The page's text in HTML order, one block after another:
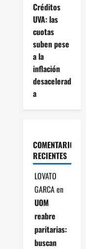
Créditos
UVA: las
cuotas
suben pese
a la
inflación
desacelerad
a
COMENTARIOS
RECIENTES
LOVATO
GARCAen
UOM
reabre
paritarias:
buscan